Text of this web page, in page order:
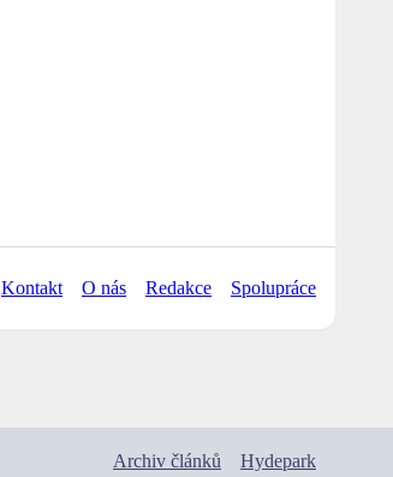
Kontakt O nás Redakce Spolupráce
Archiv článků Hydepark